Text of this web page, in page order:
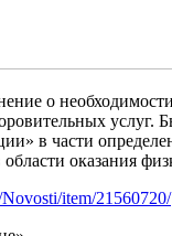
о
в части
оказания
item/21560720/